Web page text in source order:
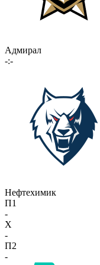
Адмирал
-:-
Нефтехимик
П1
-
X
-
П2
-